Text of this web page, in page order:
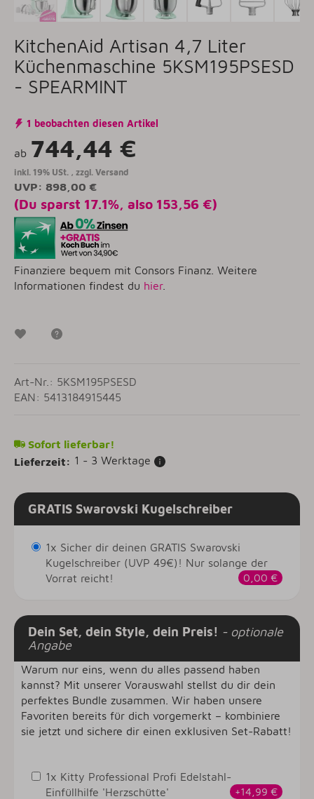
KitchenAid Artisan 4,7 Liter
Küchenmaschine 5KSM195PSESD
- SPEARMINT
1 beobachten diesen Artikel
ab 744,44 €
inkl. 19% USt. , zzgl. Versand
UVP: 898,00 €
(Du sparst 17.1%, also 153,56 €)
Finanziere bequem mit Consors Finanz. Weitere
Informationen findest du hier.
Art-Nr.: 5KSM195PSESD
EAN: 5413184915445
Sofort lieferbar!
Lieferzeit: 1 - 3 Werktage
Wunschzettel
GRATIS Swarovski Kugelschreiber
1x Sicher dir deinen GRATIS Swarovski
Kugelschreiber (UVP 49€)! Nur solange der
Vorrat reicht!
0,00 €
Dein Set, dein Style, dein Preis! - optionale
Angabe
Warum nur eins, wenn du alles passend haben
kannst? Mit unserer Vorauswahl stellst du dir dein
perfektes Bundle zusammen. Wir haben unsere
Favoriten bereits für dich vorgemerkt – kombiniere
sie jetzt und sichere dir einen exklusiven Set-Rabatt!
1x Kitty Professional Profi Edelstahl-
Einfüllhilfe 'Herzschütte'
+14,99 €